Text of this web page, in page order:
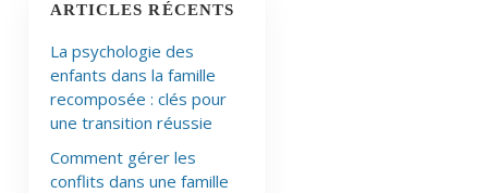
ARTICLES RÉCENTS
La psychologie des
enfants dans la famille
recomposée : clés pour
une transition réussie
Comment gérer les
conflits dans une famille